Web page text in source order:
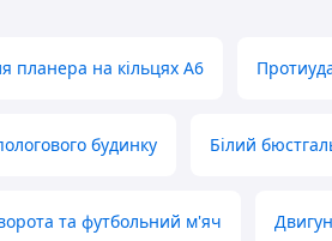
планера на кільцях А6
будинку Білий
та футбольний м'яч